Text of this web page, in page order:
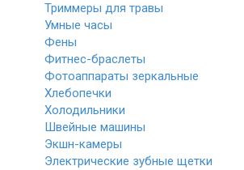
Триммеры для травы
Умные часы
Фены
Фитнес-браслеты
Фотоаппараты зеркальные
Хлебопечки
Холодильники
Швейные машины
Экшн-камеры
Электрические зубные щетки